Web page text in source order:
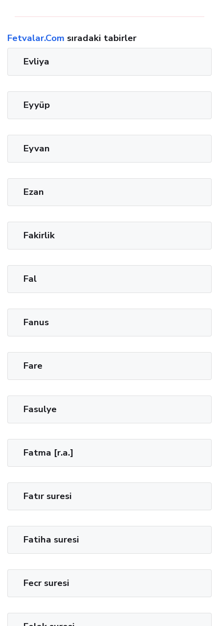
Fetvalar.Com sıradaki tabirler
Evliya
Eyyüp
Eyvan
Ezan
Fakirlik
Fal
Fanus
Fare
Fasulye
Fatma [r.a.]
Fatır suresi
Fatiha suresi
Fecr suresi